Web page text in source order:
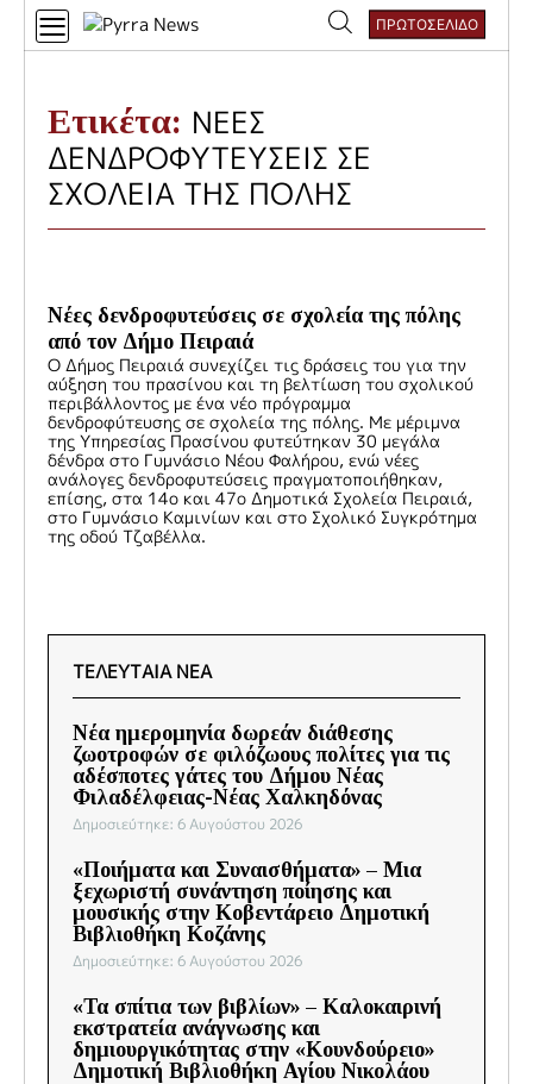
Αναζήτηση
ΠΡΩΤΟΣΕΛΙΔΟ
Ετικέτα: ΝΕΕΣ
ΔΕΝΔΡΟΦΥΤΕΥΣΕΙΣ ΣΕ
ΣΧΟΛΕΙΑ ΤΗΣ ΠΟΛΗΣ
Νέες δενδροφυτεύσεις σε σχολεία της πόλης
από τον Δήμο Πειραιά
Ο Δήμος Πειραιά συνεχίζει τις δράσεις του για την
αύξηση του πρασίνου και τη βελτίωση του σχολικού
περιβάλλοντος με ένα νέο πρόγραμμα
δενδροφύτευσης σε σχολεία της πόλης. Με μέριμνα
της Υπηρεσίας Πρασίνου φυτεύτηκαν 30 μεγάλα
δένδρα στο Γυμνάσιο Νέου Φαλήρου, ενώ νέες
ανάλογες δενδροφυτεύσεις πραγματοποιήθηκαν,
επίσης, στα 14ο και 47ο Δημοτικά Σχολεία Πειραιά,
στο Γυμνάσιο Καμινίων και στο Σχολικό Συγκρότημα
της οδού Τζαβέλλα.
ΤΕΛΕΥΤΑΙΑ ΝΕΑ
Νέα ημερομηνία δωρεάν διάθεσης
ζωοτροφών σε φιλόζωους πολίτες για τις
αδέσποτες γάτες του Δήμου Νέας
Φιλαδέλφειας-Νέας Χαλκηδόνας
Δημοσιεύτηκε: 6 Αυγούστου 2026
«Ποιήματα και Συναισθήματα» – Μια
ξεχωριστή συνάντηση ποίησης και
μουσικής στην Κοβεντάρειο Δημοτική
Βιβλιοθήκη Κοζάνης
Δημοσιεύτηκε: 6 Αυγούστου 2026
«Τα σπίτια των βιβλίων» – Καλοκαιρινή
εκστρατεία ανάγνωσης και
δημιουργικότητας στην «Κουνδούρειο»
Δημοτική Βιβλιοθήκη Αγίου Νικολάου